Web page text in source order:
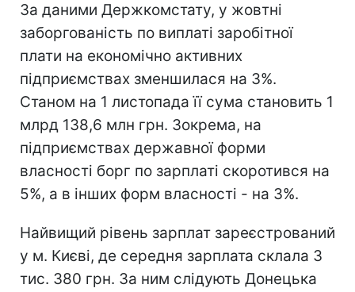
За даними Держкомстату, у жовтні
заборгованість по виплаті заробітної
плати на економічно активних
підприємствах зменшилася на 3%.
Станом на 1 листопада її сума становить 1
млрд 138,6 млн грн. Зокрема, на
підприємствах державної форми
власності борг по зарплаті скоротився на
5%, а в інших форм власності - на 3%.
Найвищий рівень зарплат зареєстрований
у м. Києві, де середня зарплата склала 3
тис. 380 грн. За ним слідують Донецька